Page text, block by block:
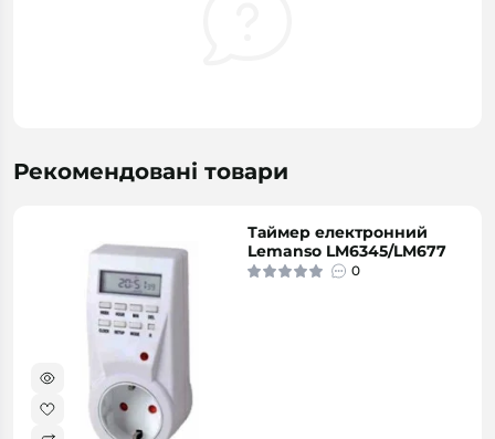
Рекомендовані товари
Таймер електронний
Lemanso LM6345/LM677
0